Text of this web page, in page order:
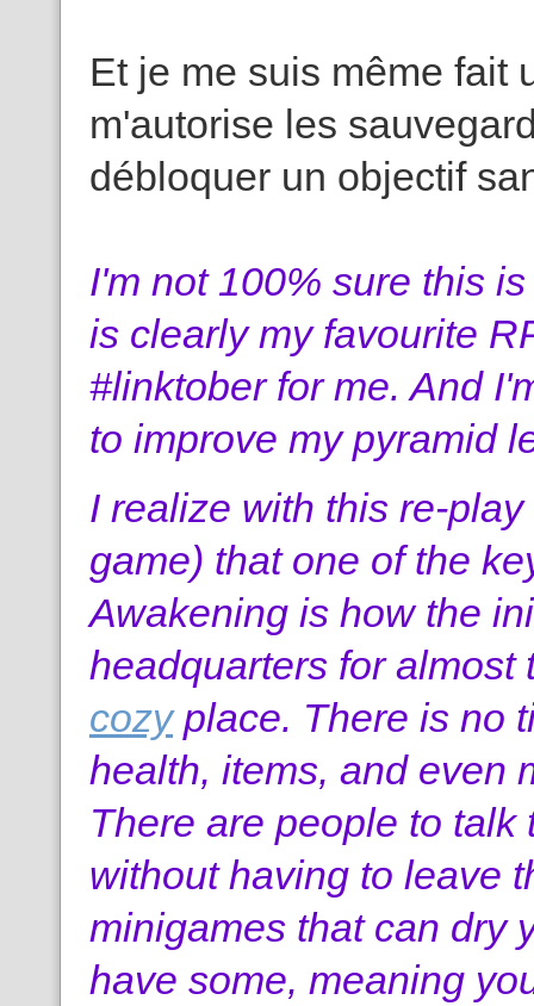
Et je me suis même fait
m'autorise les
débloquer un objectif
I'm not 100% sure this
is clearly my favourite
#linktober for me. And
to improve my pyramid
I realize with this re-
game) that one of the
Awakening is how the
headquarters for almost
cozyplace. There is no
health, items, and even
There are people to
without having to leave
minigames that can dry
have some, meaning